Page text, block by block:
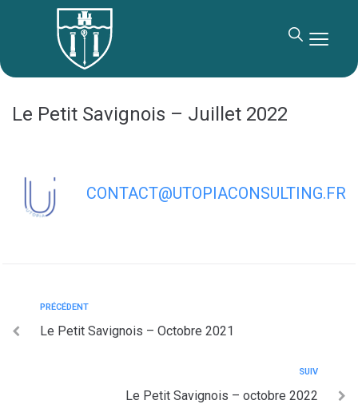
Le Petit Savignois – Juillet 2022
CONTACT@UTOPIACONSULTING.FR
PRÉCÉDENT
Le Petit Savignois – Octobre 2021
SUIV
Le Petit Savignois – octobre 2022